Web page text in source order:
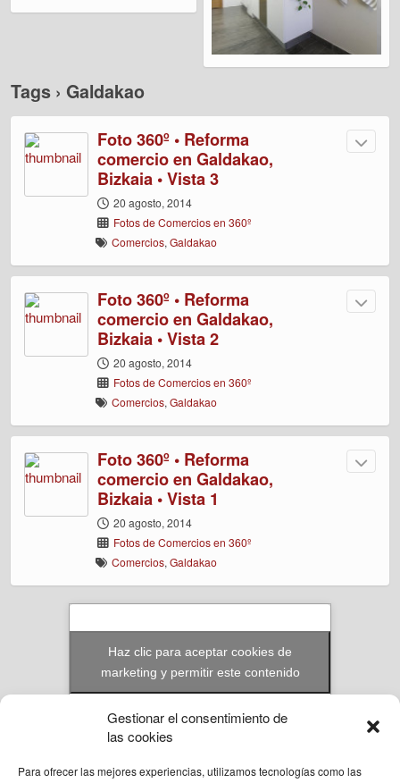
Gestionar el consentimiento de
las cookies
Para ofrecer las mejores experiencias, utilizamos tecnologías como las
Tags › Galdakao
Foto 360º • Reforma
comercio en Galdakao,
Bizkaia • Vista 3
20 agosto, 2014
Fotos de Comercios en 360º
Comercios, Galdakao
Foto 360º • Reforma
comercio en Galdakao,
Bizkaia • Vista 2
20 agosto, 2014
Fotos de Comercios en 360º
Comercios, Galdakao
Foto 360º • Reforma
comercio en Galdakao,
Bizkaia • Vista 1
20 agosto, 2014
Fotos de Comercios en 360º
Comercios, Galdakao
Haz clic para aceptar cookies de
marketing y permitir este contenido